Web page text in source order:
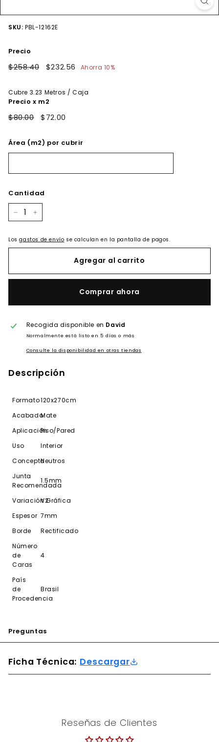
SKU: PBL-12162E
Precio
Precio
$258.40$258.40
Precio
$232.56 $232.56
Ahorra 10%
Cubre 3.23 Metros / Caja
Precio x m2
$80.00 $72.00
Área (m2) por cubrir
Cantidad
Losgastos de envío se calculan en la pantalla de pagos.
Agregar al carrito
Comprar ahora
Recogida disponible en David
Normalmente está listo en 5 días o más
Consulte la disponibilidad en otras tiendas
Descripción
Formato120x270cm
AcabadoMate
AplicaciónPiso/Pared
Uso
Interior
ConceptoNeutros
Junta
Recomendada
1.5mm
Variación Gráfica
V2
Espesor 7mm
Borde
Rectificado
Número
de
Caras
4
País
de
Procedencia
Brasil
Preguntas
Ficha Técnica: Descargar
Reseñas de Clientes